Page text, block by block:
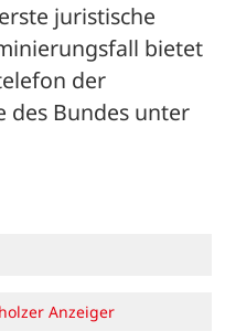
juristische
bietet
der
des Bundes unter
Anzeiger